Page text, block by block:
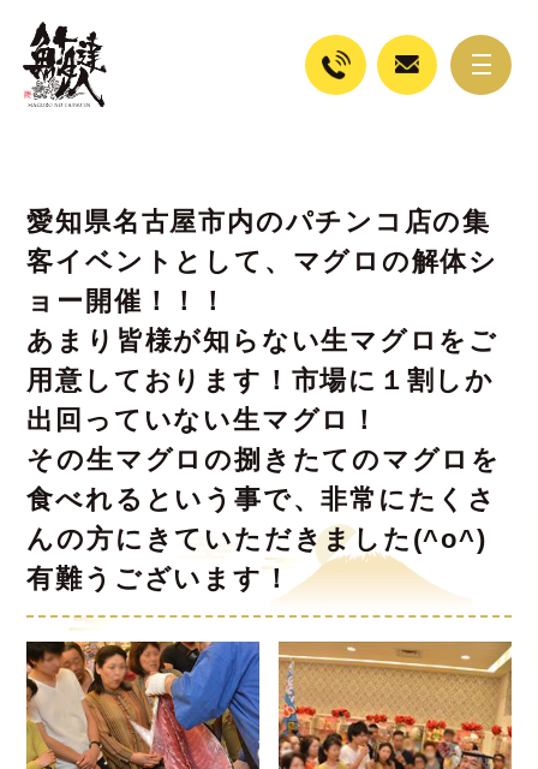
愛知県名古屋市内のパチンコ店の集
客イベントとして、マグロの解体シ
ョー開催！！！
あまり皆様が知らない生マグロをご
用意しております！市場に１割しか
出回っていない生マグロ！
その生マグロの捌きたてのマグロを
食べれるという事で、非常にたくさ
んの方にきていただきました(^o^)
有難うございます！